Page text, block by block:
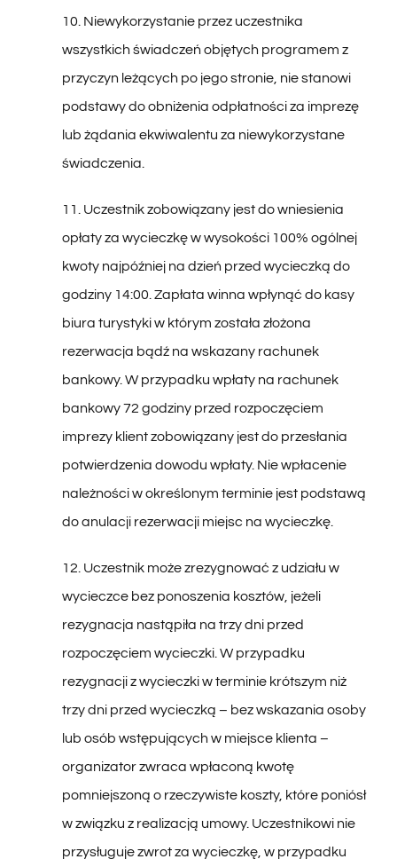
wszystkich świadczeń objętych programem z
przyczyn leżących po jego stronie, nie stanowi
podstawy do obniżenia odpłatności za imprezę
lub żądania ekwiwalentu za niewykorzystane
świadczenia.
opłaty za wycieczkę w wysokości 100% ogólnej
kwoty najpóźniej na dzień przed wycieczką do
godziny 14:00. Zapłata winna wpłynąć do kasy
biura turystyki w którym została złożona
rezerwacja bądź na wskazany rachunek
bankowy. W przypadku wpłaty na rachunek
bankowy 72 godziny przed rozpoczęciem
imprezy klient zobowiązany jest do przesłania
potwierdzenia dowodu wpłaty. Nie wpłacenie
należności w określonym terminie jest podstawą
do anulacji rezerwacji miejsc na wycieczkę.
wycieczce bez ponoszenia kosztów, jeżeli
rezygnacja nastąpiła na trzy dni przed
rozpoczęciem wycieczki. W przypadku
rezygnacji z wycieczki w terminie krótszym niż
trzy dni przed wycieczką – bez wskazania osoby
lub osób wstępujących w miejsce klienta –
organizator zwraca wpłaconą kwotę
pomniejszoną o rzeczywiste koszty, które poniósł
w związku z realizacją umowy. Uczestnikowi nie
przysługuje zwrot za wycieczkę, w przypadku
gdy o rezygnacji poinformował biuro po godzinie